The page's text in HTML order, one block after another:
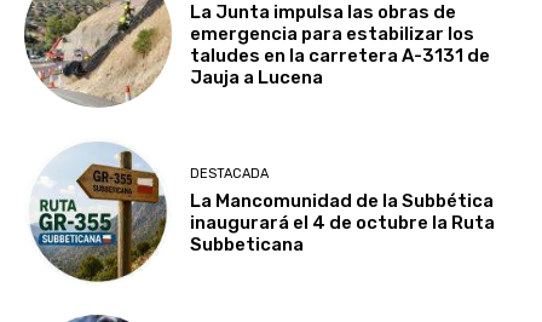
La Junta impulsa las obras de
emergencia para estabilizar los
taludes en la carretera A-3131 de
Jauja a Lucena
DESTACADA
La Mancomunidad de la Subbética
inaugurará el 4 de octubre la Ruta
Subbeticana